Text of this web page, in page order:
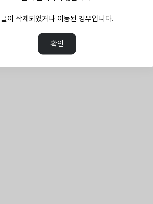
글이 삭제되었거나 이동된 경우입니다.
확인